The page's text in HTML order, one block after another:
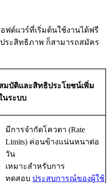
ฟต์แวร์ที่เริ่มต้นใช้งานได้ฟรี
ระสิทธิภาพ ก็สามารถสมัคร
บัติและสิทธิประโยชน์เพิ่ม
นระบบ
มีการจำกัดโควตา (Rate
Limits) ค่อนข้างแน่นหนาต่อ
วัน
เหมาะสำหรับการ
ทดสอบ ประสบการณ์ของผู้ใช้